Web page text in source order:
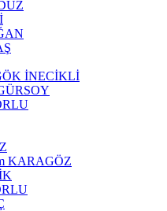
İNECİKLİ
KARAGÖZ